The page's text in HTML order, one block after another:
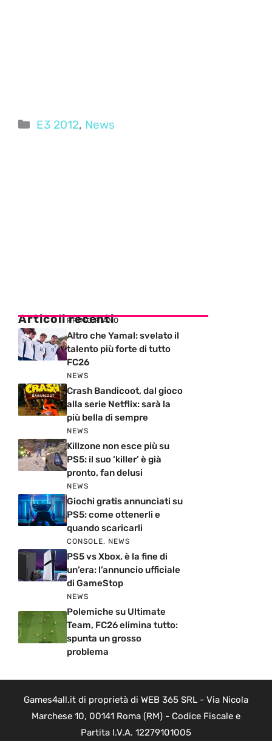
Categorie
E3 2012, News
Articoli recenti
PRIMO PIANO
Altro che Yamal: svelato il
talento più forte di tutto
FC26
NEWS
Crash Bandicoot, dal gioco
alla serie Netflix: sarà la
più bella di sempre
NEWS
Killzone non esce più su
PS5: il suo ‘killer’ è già
pronto, fan delusi
NEWS
Giochi gratis annunciati su
PS5: come ottenerli e
quando scaricarli
CONSOLE, NEWS
PS5 vs Xbox, è la fine di
un’era: l’annuncio ufficiale
di GameStop
NEWS
Polemiche su Ultimate
Team, FC26 elimina tutto:
spunta un grosso
problema
Games4all.it di proprietà di WEB 365 SRL - Via Nicola
Marchese 10, 00141 Roma (RM) - Codice Fiscale e
Partita I.V.A. 12279101005